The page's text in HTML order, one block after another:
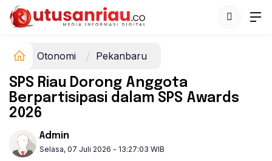
Otonomi Pekanbaru
SPS Riau Dorong Anggota
Berpartisipasi dalam SPS Awards
2026
Admin
Selasa, 07 Juli 2026 - 13:27:03 WIB